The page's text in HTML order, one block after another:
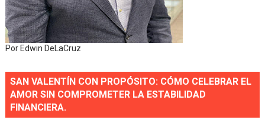
Por Edwin DeLaCruz
SAN VALENTÍN CON PROPÓSITO: CÓMO CELEBRAR EL
AMOR SIN COMPROMETER LA ESTABILIDAD
FINANCIERA.